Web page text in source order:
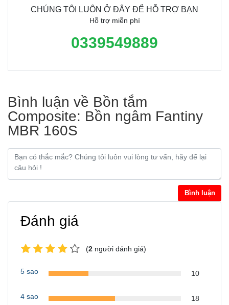
CHÚNG TÔI LUÔN Ở ĐÂY ĐỂ HỖ TRỢ BẠN
Hỗ trợ miễn phí
0339549889
Bình luận về Bồn tắm
Composite: Bồn ngâm Fantiny
MBR 160S
Bình luận
Đánh giá
(2 người đánh giá)
5 sao 10
4 sao 18